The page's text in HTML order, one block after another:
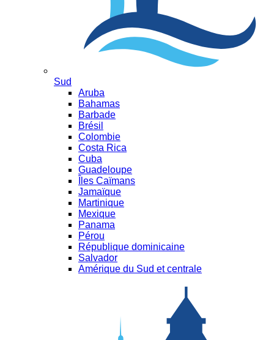
Sud
Aruba
Bahamas
Barbade
Brésil
Colombie
Costa Rica
Cuba
Guadeloupe
Îles Caïmans
Jamaïque
Martinique
Mexique
Panama
Pérou
République dominicaine
Salvador
Amérique du Sud et centrale